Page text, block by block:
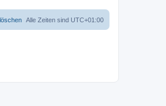
Alle Zeiten sind UTC+01:00